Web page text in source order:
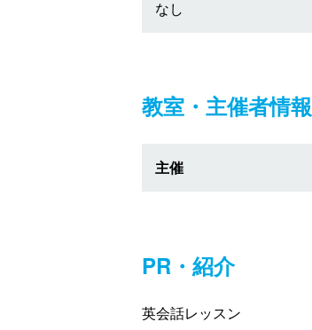
なし
教室・主催者情報
主催
PR・紹介
英会話レッスン